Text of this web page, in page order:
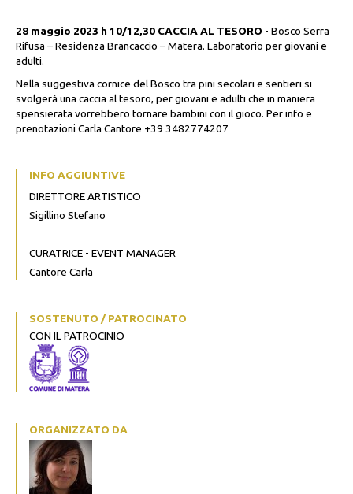
28 maggio 2023 h 10/12,30 CACCIA AL TESORO - Bosco Serra
Rifusa – Residenza Brancaccio – Matera. Laboratorio per giovani e
adulti.
Nella suggestiva cornice del Bosco tra pini secolari e sentieri si
svolgerà una caccia al tesoro, per giovani e adulti che in maniera
spensierata vorrebbero tornare bambini con il gioco. Per info e
prenotazioni Carla Cantore +39 3482774207
INFO AGGIUNTIVE
DIRETTORE ARTISTICO
Sigillino Stefano
CURATRICE - EVENT MANAGER
Cantore Carla
SOSTENUTO / PATROCINATO
CON IL PATROCINIO
ORGANIZZATO DA